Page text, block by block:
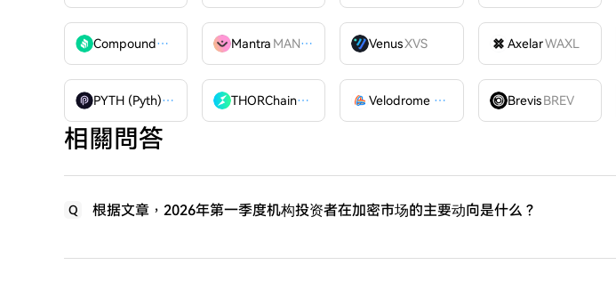
Compound
COMP Mantra MANTRA VenusXVS AxelarWAXL
PYTH (Pyth)
PYTH THORChain
RUNE Velodrome Finance VELODROME
Brevis BREV
相關問答
Q 根据文章，2026年第一季度机构投资者在加密市场的主要动向是什么？